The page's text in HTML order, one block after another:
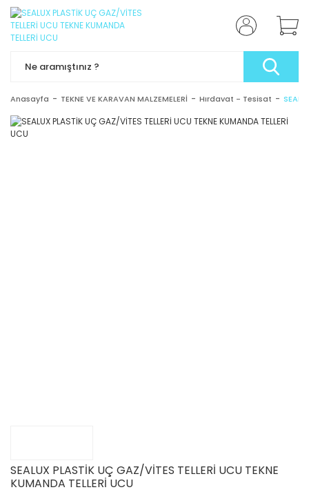
Anasayfa TEKNE VE KARAVAN MALZEMELERİ Hırdavat - Tesisat
SEALUX PLASTİK UÇ GAZ/VİTES TELLERİ UCU TEKNE
KUMANDA TELLERİ UCU